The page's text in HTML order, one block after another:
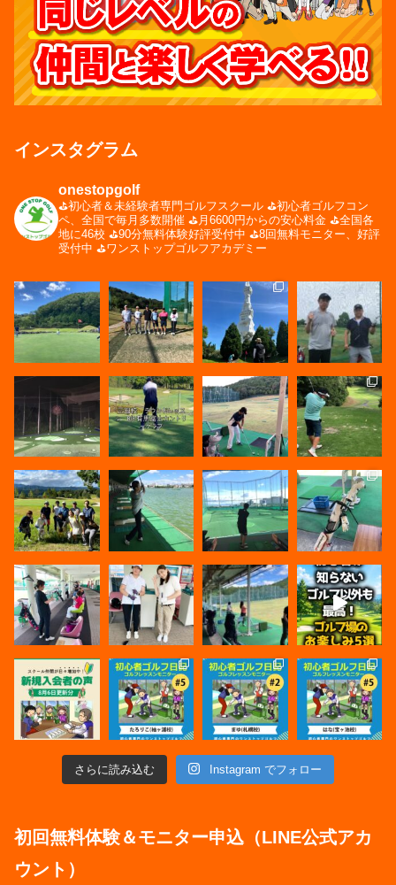
インスタグラム
onestopgolf
⛳️初心者＆未経験者専門ゴルフスクール ⛳️初心者ゴルフコン
ペ、全国で毎月多数開催 ⛳️月6600円からの安心料金 ⛳️全国各
地に46校 ⛳️90分無料体験好評受付中 ⛳️8回無料モニター、好評
受付中 ⛳️ワンストップゴルフアカデミー
さらに読み込む Instagram でフォロー
初回無料体験＆モニター申込（LINE公式アカ
ウント）